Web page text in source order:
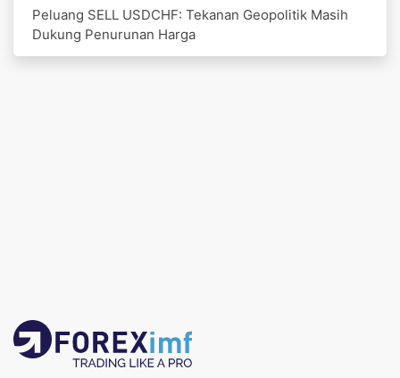
Peluang SELL USDCHF: Tekanan Geopolitik Masih
Dukung Penurunan Harga